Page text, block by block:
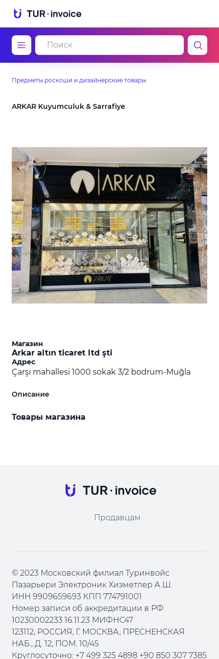
Предметы роскоши и дизайнерские товары
ARKAR Kuyumculuk & Sarrafiye
Магазин
Arkar altın ticaret ltd şti
Адрес
Çarşı mahallesi 1000 sokak 3/2 bodrum-Muğla
Описание
Товары магазина
Продавцам
© 2023 Московский филиал Туринвойс
Пазарьери Электроник Хизметлер А.Ш.
ИНН 9909659693 КПП 774791001
Номер записи об аккредитации в РФ
10230002233 16.11.23 МИФНС47
123112, РОССИЯ, Г. МОСКВА, ПРЕСНЕНСКАЯ
НАБ., Д. 12, ПОМ. 10/45
Круглосуточно: +7 499 325 4898 +90 850 307 7385